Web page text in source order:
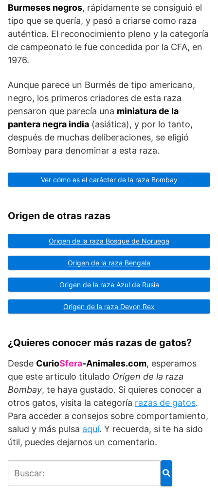
Burmeses negros, rápidamente se consiguió el
tipo que se quería, y pasó a criarse como raza
auténtica. El reconocimiento pleno y la categoría
de campeonato le fue concedida por la CFA, en
1976.
Aunque parece un Burmés de tipo americano,
negro, los primeros criadores de esta raza
pensaron que parecía una miniatura de la
pantera negra india (asiática), y por lo tanto,
después de muchas deliberaciones, se eligió
Bombay para denominar a esta raza.
Ver cómo es el carácter de la raza Bombay
Origen de otras razas
Origen de la raza Bosque de Noruega
Origen de la raza Bengala
Origen de la raza Azul de Rusia
Origen de la raza Devon Rex
¿Quieres conocer más razas de gatos?
Desde CurioSfera-Animales.com, esperamos
que este artículo titulado Origen de la raza
Bombay, te haya gustado. Si quieres conocer a
otros gatos, visita la categoría razas de gatos.
Para acceder a consejos sobre comportamiento,
salud y más pulsa aquí. Y recuerda, si te ha sido
útil, puedes dejarnos un comentario.